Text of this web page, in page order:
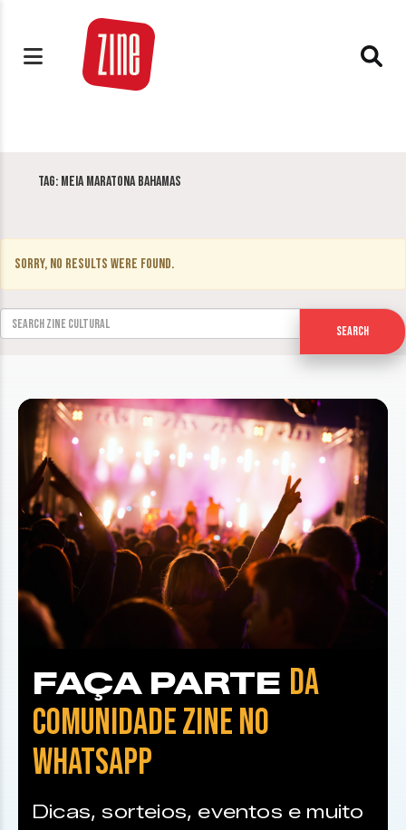
Tag: Meia Maratona Bahamas
Sorry, no results were found.
Search for:
Search
FAÇA PARTE DA
COMUNIDADE ZINE NO
WHATSAPP
Dicas, sorteios, eventos e muito